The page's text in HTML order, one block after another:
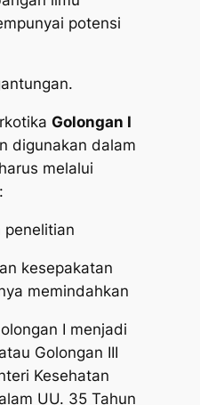
potensi
Golongan I
digunakan dalam
melalui
penelitian
kesepakatan
memindahkan
I menjadi
Golongan III
Kesehatan
UU. 35 Tahun